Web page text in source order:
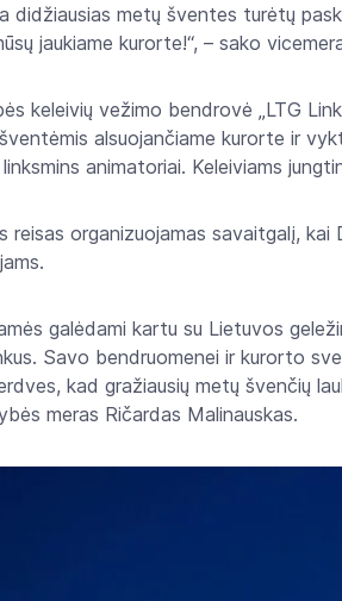
didžiausias metų šventes turėtų
jaukiame kurorte!“, – sako
keleivių vežimo bendrovė „LTG
alsuojančiame kurorte ir
animatoriai. Keleiviams
reisas organizuojamas savaitgalį,
galėdami kartu su Lietuvos
Savo bendruomenei ir kurorto
kad gražiausių metų švenčių
meras Ričardas Malinauskas.